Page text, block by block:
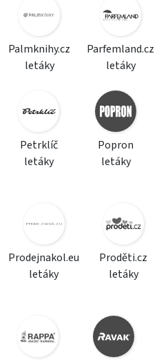
Palmknihy.cz
letáky
Parfemland.cz
letáky
Petrklíč
letáky
Popron
letáky
Prodejnakol.eu
letáky
Proděti.cz
letáky